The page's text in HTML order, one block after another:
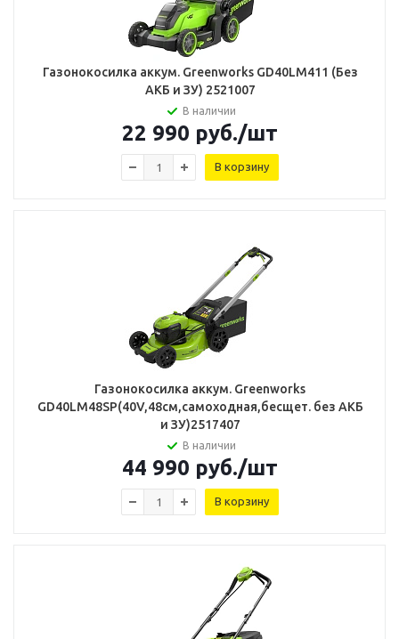
Газонокосилка аккум. Greenworks GD40LM411 (Без
АКБ и ЗУ) 2521007
В наличии
22 990 руб./шт
В корзину
Газонокосилка аккум. Greenworks
GD40LM48SP(40V,48см,самоходная,бесщет. без АКБ
и ЗУ)2517407
В наличии
44 990 руб./шт
В корзину